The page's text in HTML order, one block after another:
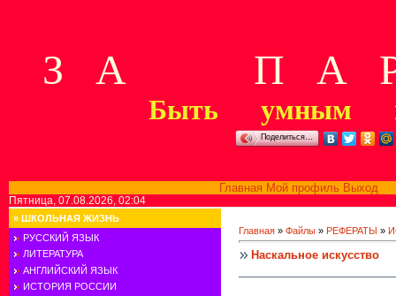
З А П А Р
Быть умным
Поделиться…
Главная Мой профиль Выход
Пятница, 07.08.2026, 02:04
» ШКОЛЬНАЯ ЖИЗНЬ
РУССКИЙ ЯЗЫК
ЛИТЕРАТУРА
АНГЛИЙСКИЙ ЯЗЫК
ИСТОРИЯ РОССИИ
Главная » Файлы » РЕФЕРАТЫ »
Наскальное искусство